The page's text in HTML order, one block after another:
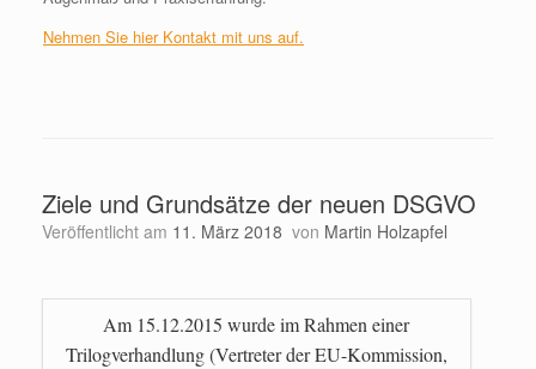
Nehmen Sie hier Kontakt mit uns auf.
Ziele und Grundsätze der neuen DSGVO
Veröffentlicht am 11. März 2018 von Martin Holzapfel
Am 15.12.2015 wurde im Rahmen einer
Trilogverhandlung (Vertreter der EU-Kommission,